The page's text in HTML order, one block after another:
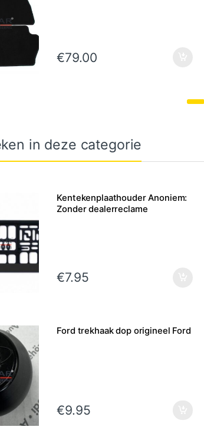
€79.00
in deze categorie
Kentekenplaathouder Anoniem:
Zonder dealerreclame
€7.95
Ford trekhaak dop origineel Ford
€9.95